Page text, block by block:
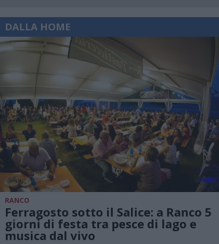
DALLA HOME
RANCO
Ferragosto sotto il Salice: a Ranco 5
giorni di festa tra pesce di lago e
musica dal vivo